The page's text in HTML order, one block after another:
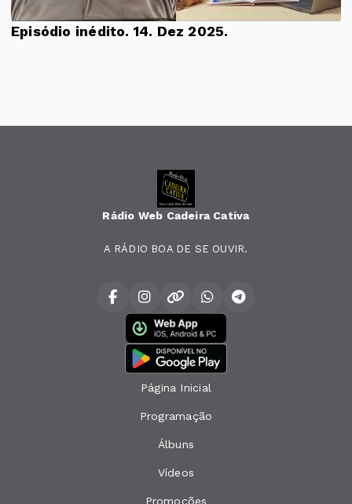
Episódio inédito. 14. Dez 2025.
Rádio Web Cadeira Cativa
A RÁDIO BOA DE SE OUVIR.
Página Inicial
Programação
Álbuns
Vídeos
Promoções